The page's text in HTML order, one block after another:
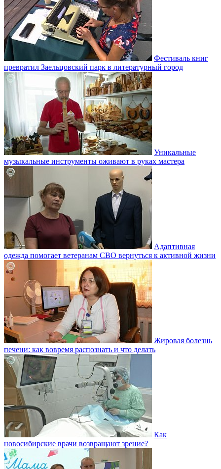
Фестиваль книг
превратил Заельцовский парк в литературный город
Уникальные
музыкальные инструменты оживают в руках мастера
Адаптивная
одежда помогает ветеранам СВО вернуться к активной жизни
Жировая болезнь
печени: как вовремя распознать и что делать
Как
новосибирские врачи возвращают зрение?